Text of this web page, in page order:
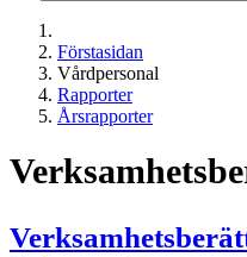
Förstasidan
Vårdpersonal
Rapporter
Årsrapporter